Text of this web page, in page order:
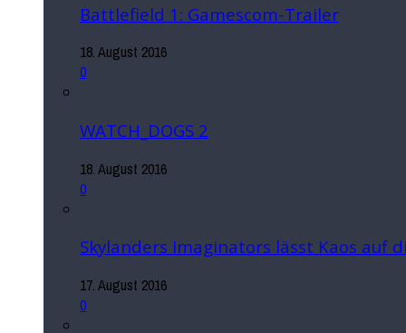
Battlefield 1: Gamescom-Trailer
18. August 2016
0
WATCH_DOGS 2
18. August 2016
0
Skylanders Imaginators lässt Kaos auf
17. August 2016
0